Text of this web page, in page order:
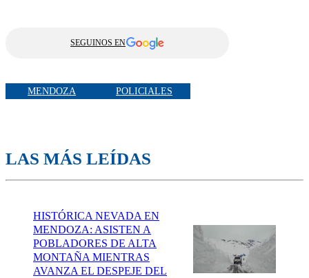
SEGUINOS EN
MENDOZA POLICIALES
LAS MÁS LEÍDAS
HISTÓRICA NEVADA EN
MENDOZA: ASISTEN A
POBLADORES DE ALTA
MONTAÑA MIENTRAS
AVANZA EL DESPEJE DEL